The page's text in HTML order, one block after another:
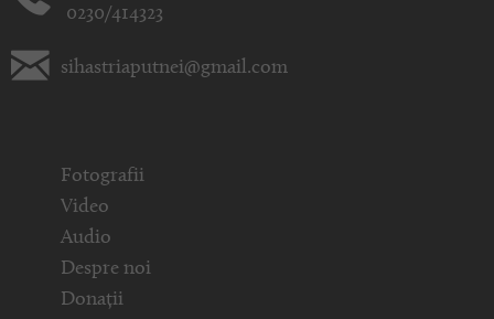
0230/414323
sihastriaputnei@gmail.com
Fotografii
Video
Audio
Despre noi
Donații